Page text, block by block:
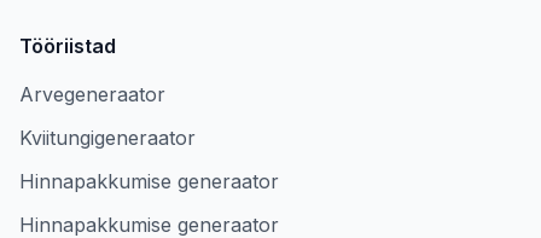
Tööriistad
Arvegeneraator
Kviitungigeneraator
Hinnapakkumise generaator
Hinnapakkumise generaator